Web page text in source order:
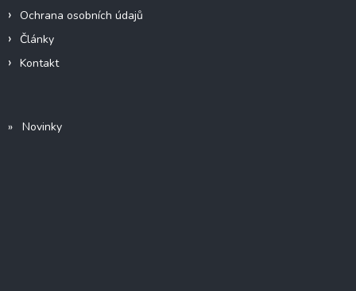
Ochrana osobních údajů
Články
Kontakt
» Novinky